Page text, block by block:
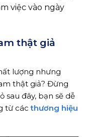
việc vào ngày
thật giả
lượng nhưng
thật giả? Đừng
sau đây, bạn sẽ dễ
từ cácthương hiệu